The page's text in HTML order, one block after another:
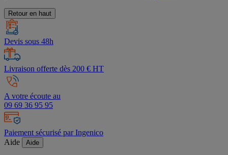
Retour en haut
Devis sous 48h
Livraison offerte dès 200 € HT
A votre écoute au
09 69 36 95 95
Paiement sécurisé par Ingenico
Aide
Aide